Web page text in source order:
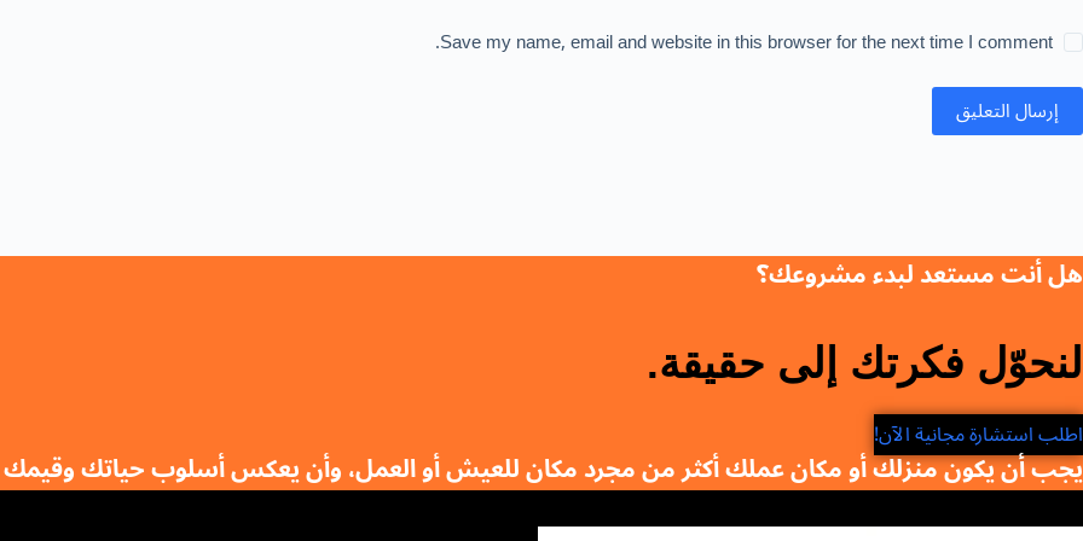
Save my name, email and website in this browser for the next time I comment.
إرسال التعليق
هل أنت مستعد لبدء مشروعك؟
لنحوّل فكرتك إلى حقيقة.
اطلب استشارة مجانية الآن!
يجب أن يكون منزلك أو مكان عملك أكثر من مجرد مكان للعيش أو العمل، وأن يعكس أسلوب حياتك